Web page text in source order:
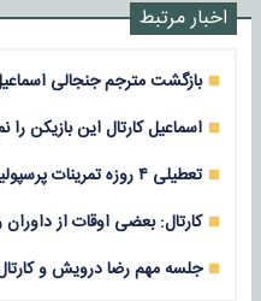
اخبار مرتبط
بازگشت مترجم جنجالی
اسماعیل کارتال این بازیکن
تعطیلی ۴ روزه تمرینات پرسپولیس !
کارتال: بعضی اوقات از
جلسه مهم رضا درویش و